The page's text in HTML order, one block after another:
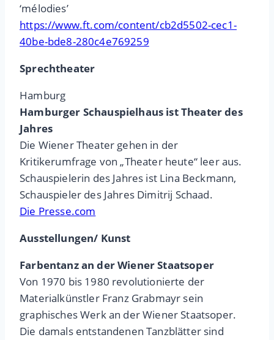
‘mélodies’
https://www.ft.com/content/cb2d5502-cec1-
40be-bde8-280c4e769259
Sprechtheater
Hamburg
Hamburger Schauspielhaus ist Theater des
Jahres
Die Wiener Theater gehen in der
Kritikerumfrage von „Theater heute“ leer aus.
Schauspielerin des Jahres ist Lina Beckmann,
Schauspieler des Jahres Dimitrij Schaad.
Die Presse.com
Ausstellungen/ Kunst
Farbentanz an der Wiener Staatsoper
Von 1970 bis 1980 revolutionierte der
Materialkünstler Franz Grabmayr sein
graphisches Werk an der Wiener Staatsoper.
Die damals entstandenen Tanzblätter sind